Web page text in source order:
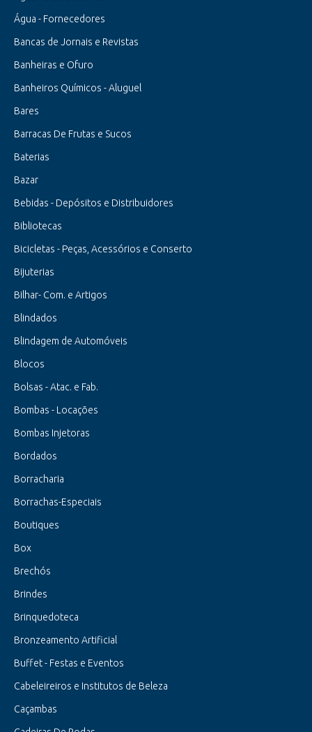
Água - Fornecedores
Bancas de Jornais e Revistas
Banheiras e Ofuro
Banheiros Químicos - Aluguel
Bares
Barracas De Frutas e Sucos
Baterias
Bazar
Bebidas - Depósitos e Distribuidores
Bibliotecas
Bicicletas - Peças, Acessórios e Conserto
Bijuterias
Bilhar- Com. e Artigos
Blindados
Blindagem de Automóveis
Blocos
Bolsas - Atac. e Fab.
Bombas - Locações
Bombas Injetoras
Bordados
Borracharia
Borrachas-Especiais
Boutiques
Box
Brechós
Brindes
Brinquedoteca
Bronzeamento Artificial
Buffet - Festas e Eventos
Cabeleireiros e Institutos de Beleza
Caçambas